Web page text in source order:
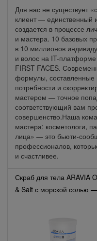
Для нас не существует
клиент — единственный
создается в процессе
и мастера. 10 базовых
в 10 миллионов
и волос на IT-
FIRST FACES.
формулы, составленные
потребности и
мастером — точное
соответствующий вам
совершенство.Наша
мастера: косметологи,
лица» — это бьюти-
профессионалов,
и счастливее.
Скраб для тела ARAVIA
& Salt с морской солью —